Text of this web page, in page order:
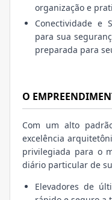
organização e
Conectividade e
para sua
preparada para
O
Com um alto
excelência
privilegiada para o
diário particular de
Elevadores de